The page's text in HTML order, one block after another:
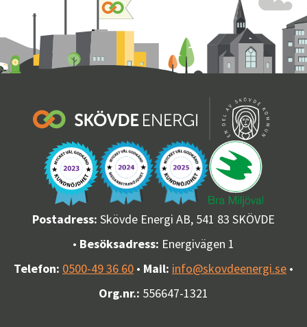
Postadress: Skövde Energi AB, 541 83 SKÖVDE
• Besöksadress: Energivägen 1
Telefon: 0500-49 36 60 • Mail: info@skovdeenergi.se •
Org.nr.: 556647-1321